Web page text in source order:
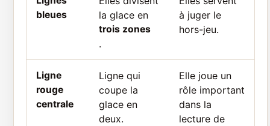
bleues
la glace en
trois zones
.
à juger le
hors-jeu.
Ligne
rouge
centrale
Ligne qui
coupe la
glace en
deux.
Elle joue un
rôle important
dans la
lecture de